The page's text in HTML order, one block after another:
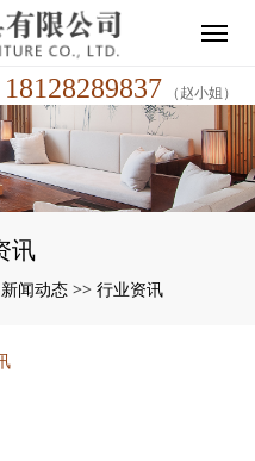
18128289837 （赵小姐）
讯
新闻动态 >> 行业资讯